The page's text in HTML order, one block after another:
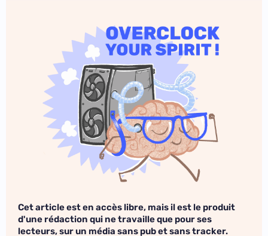
Cet article est en accès libre, mais il est le produit
d'une rédaction qui ne travaille que pour ses
lecteurs, sur un média sans pub et sans tracker.